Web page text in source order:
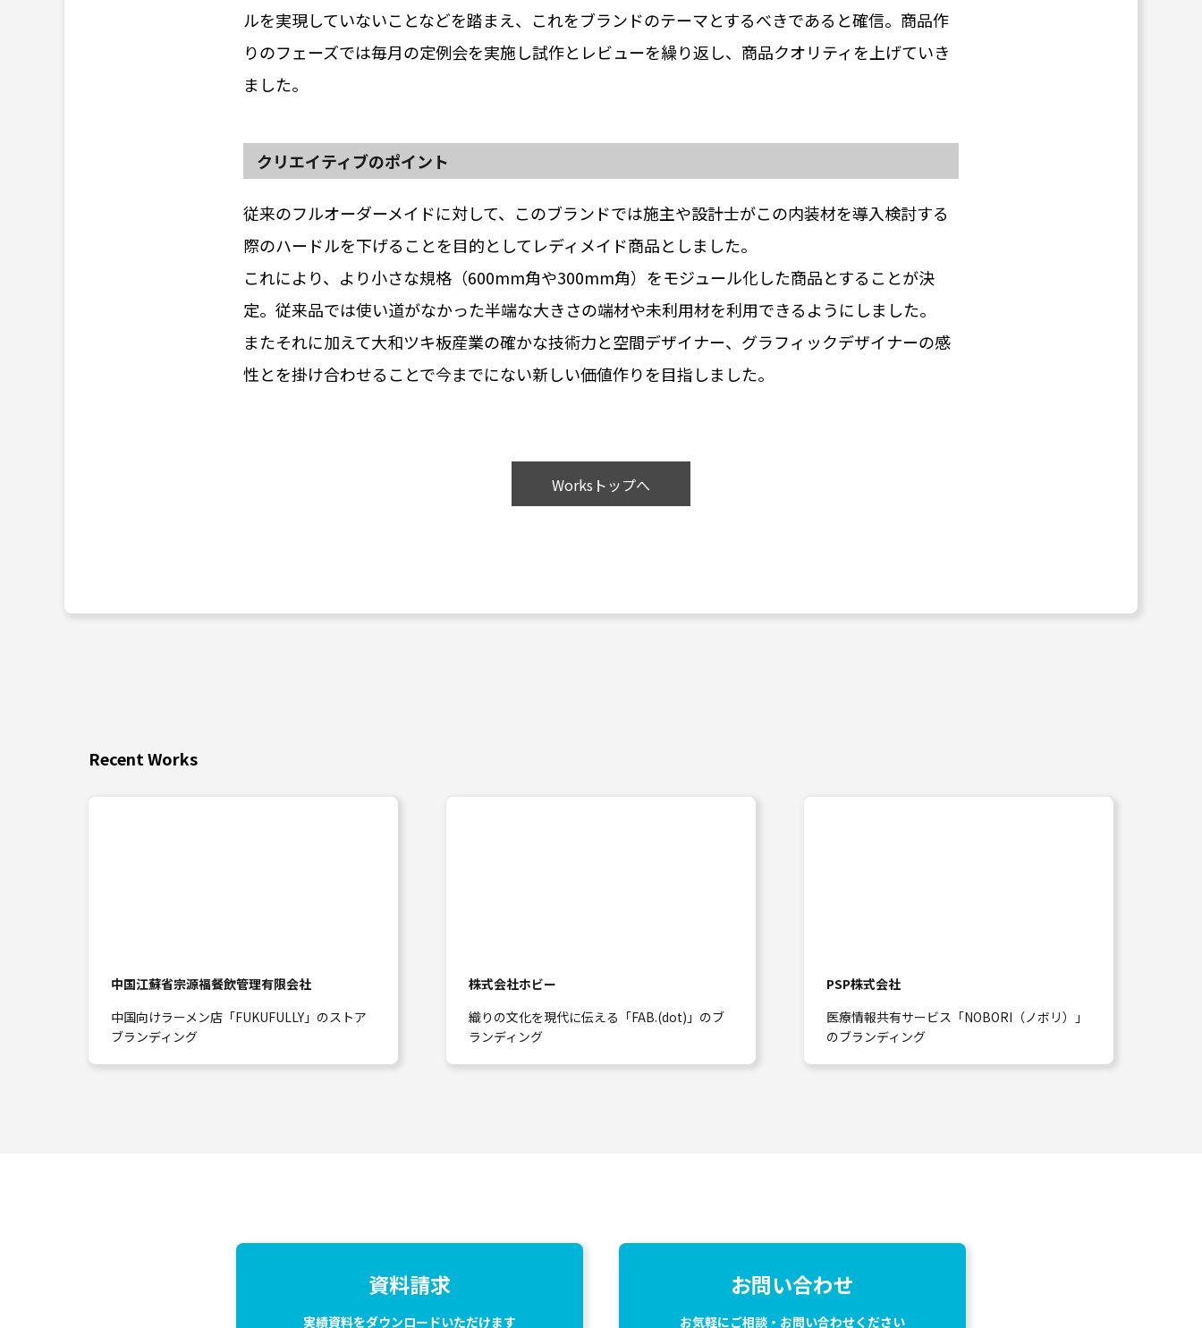
ルを実現していないことなどを踏まえ、これをブランドのテーマとするべきであると確信。商品作
りのフェーズでは毎月の定例会を実施し試作とレビューを繰り返し、商品クオリティを上げていき
ました。
クリエイティブのポイント
従来のフルオーダーメイドに対して、このブランドでは施主や設計士がこの内装材を導入検討する
際のハードルを下げることを目的としてレディメイド商品としました。
これにより、より小さな規格（600mm角や300mm角）をモジュール化した商品とすることが決
定。従来品では使い道がなかった半端な大きさの端材や未利用材を利用できるようにしました。
またそれに加えて大和ツキ板産業の確かな技術力と空間デザイナー、グラフィックデザイナーの感
性とを掛け合わせることで今までにない新しい価値作りを目指しました。
Worksトップへ
Recent Works
中国江蘇省宗源福餐飲管理有限会社
中国向けラーメン店「FUKUFULLY」のストア
ブランディング
株式会社ホビー
織りの文化を現代に伝える「FAB.(dot)」のブ
ランディング
PSP株式会社
医療情報共有サービス「NOBORI（ノボリ）」
のブランディング
資料請求
実績資料をダウンロードいただけます
お問い合わせ
お気軽にご相談・お問い合わせください